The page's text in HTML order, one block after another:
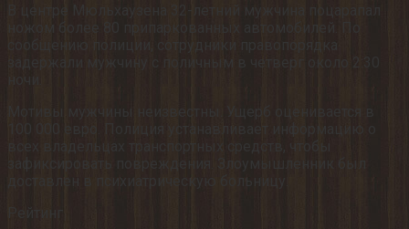
В центре Мюльхаузена 32-летний мужчина поцарапал
ножом более 80 припаркованных автомобилей. По
сообщению полиции, сотрудники правопорядка
задержали мужчину с поличным в четверг около 2:30
Мотивы мужчины неизвестны. Ущерб оценивается в
100 000 евро. Полиция устанавливает информацию о
зафиксировать повреждения. Злоумышленник был
доставлен в психиатрическую больницу.